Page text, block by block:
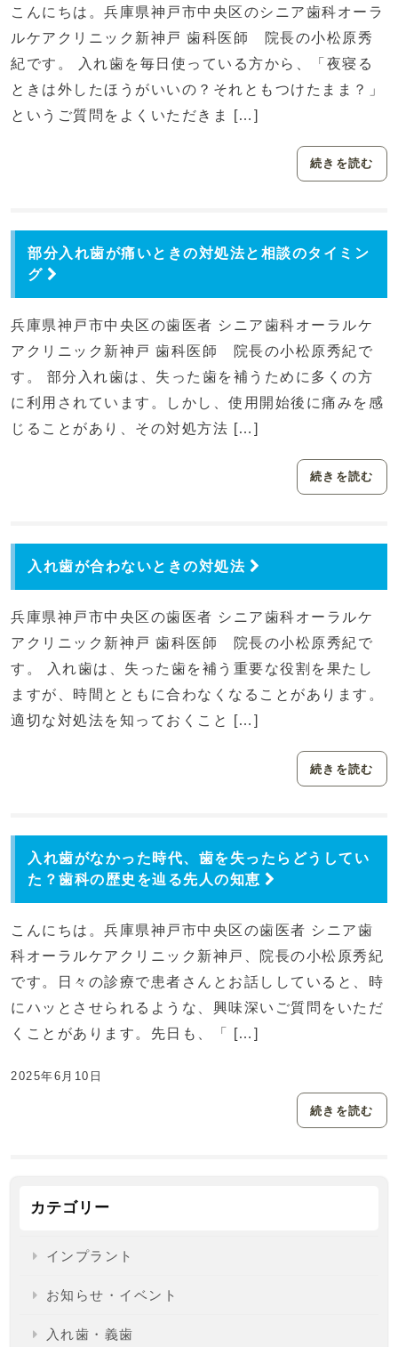
こんにちは。兵庫県神戸市中央区のシニア歯科オーラ
ルケアクリニック新神戸 歯科医師 院長の小松原秀
紀です。 入れ歯を毎日使っている方から、「夜寝る
ときは外したほうがいいの？それともつけたまま？」
というご質問をよくいただきま […]
続きを読む
部分入れ歯が痛いときの対処法と相談のタイミン
グ
兵庫県神戸市中央区の歯医者 シニア歯科オーラルケ
アクリニック新神戸 歯科医師 院長の小松原秀紀で
す。 部分入れ歯は、失った歯を補うために多くの方
に利用されています。しかし、使用開始後に痛みを感
じることがあり、その対処方法 […]
続きを読む
入れ歯が合わないときの対処法
兵庫県神戸市中央区の歯医者 シニア歯科オーラルケ
アクリニック新神戸 歯科医師 院長の小松原秀紀で
す。 入れ歯は、失った歯を補う重要な役割を果たし
ますが、時間とともに合わなくなることがあります。
適切な対処法を知っておくこと […]
続きを読む
入れ歯がなかった時代、歯を失ったらどうしてい
た？歯科の歴史を辿る先人の知恵
こんにちは。兵庫県神戸市中央区の歯医者 シニア歯
科オーラルケアクリニック新神戸、院長の小松原秀紀
です。日々の診療で患者さんとお話ししていると、時
にハッとさせられるような、興味深いご質問をいただ
くことがあります。先日も、「 […]
2025年6月10日
続きを読む
カテゴリー
インプラント
お知らせ・イベント
入れ歯・義歯